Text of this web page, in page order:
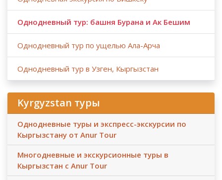
на поезда "Афросиаб", "Анур Тур" оставляет за собой
Афросиаб".
- "Анур Тур" не несет ответственности за форс-
тура, блокирования некоторых улиц и участков дорог в
работы на некоторых участках дорог, государственные
ограничения, изменения расписания жд и авиа рейсов,
ДОПОЛНИТЕЛЬНЫЕ УСЛУГИ
- По запросу ( с доплатой) можем забронировать
дополнительные ночи в отелях, дополнительные
Однодневный тур: башня Бурана и Ак Бешим
Однодневный тур по ущелью Ала-Арча
Однодневный тур в Узген, Кыргызстан
Kyrgyzstan туры
Однодневные туры и экспресс-экскурсии по
Кыргызстану от Anur Tour
Многодневные и экскурсионные туры в
Кыргызстан с Anur Tour